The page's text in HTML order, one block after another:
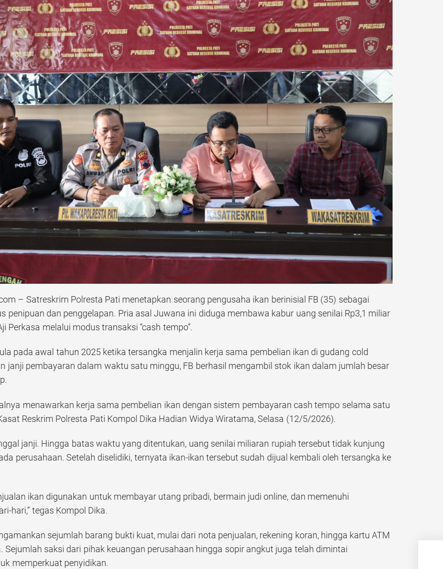
– Satreskrim Polresta Pati menetapkan seorang pengusaha ikan berinisial FB (35) sebagai
penipuan dan penggelapan. Pria asal Juwana ini diduga membawa kabur uang senilai Rp3,1 miliar
Perkasa melalui modus transaksi “cash tempo”.
pada awal tahun 2025 ketika tersangka menjalin kerja sama pembelian ikan di gudang cold
janji pembayaran dalam waktu satu minggu, FB berhasil mengambil stok ikan dalam jumlah besar
menawarkan kerja sama pembelian ikan dengan sistem pembayaran cash tempo selama satu
Reskrim Polresta Pati Kompol Dika Hadian Widya Wiratama, Selasa (12/5/2026).
janji. Hingga batas waktu yang ditentukan, uang senilai miliaran rupiah tersebut tidak kunjung
perusahaan. Setelah diselidiki, ternyata ikan-ikan tersebut sudah dijual kembali oleh tersangka ke
ikan digunakan untuk membayar utang pribadi, bermain judi online, dan memenuhi
hari,” tegas Kompol Dika.
sejumlah barang bukti kuat, mulai dari nota penjualan, rekening koran, hingga kartu ATM
Sejumlah saksi dari pihak keuangan perusahaan hingga sopir angkut juga telah dimintai
memperkuat penyidikan.